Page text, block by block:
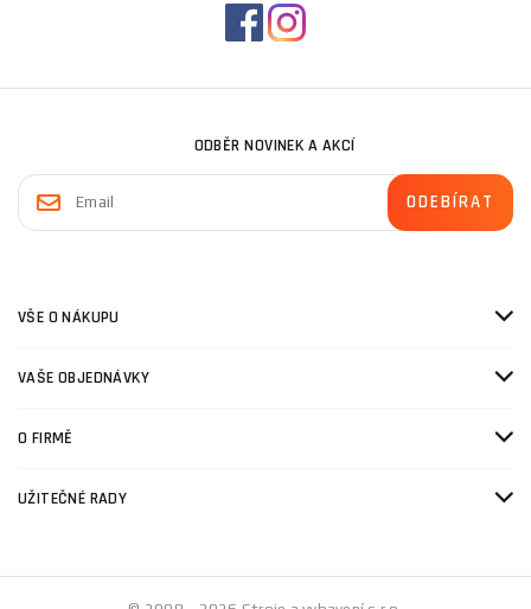
ODBĚR NOVINEK A AKCÍ
VŠE O NÁKUPU
VAŠE OBJEDNÁVKY
O FIRMĚ
UŽITEČNÉ RADY